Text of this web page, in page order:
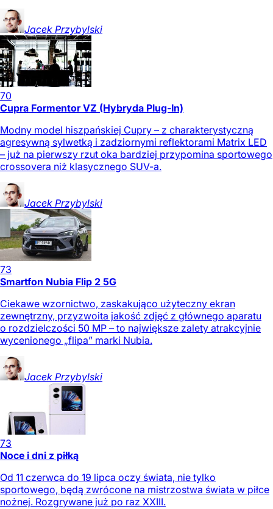
Jacek Przybylski
70
Cupra Formentor VZ (Hybryda Plug-In)
Modny model hiszpańskiej Cupry – z charakterystyczną
agresywną sylwetką i zadziornymi reflektorami Matrix LED
– już na pierwszy rzut oka bardziej przypomina sportowego
crossovera niż klasycznego SUV-a.
Jacek Przybylski
73
Smartfon Nubia Flip 2 5G
Ciekawe wzornictwo, zaskakująco użyteczny ekran
zewnętrzny, przyzwoita jakość zdjęć z głównego aparatu
o rozdzielczości 50 MP – to największe zalety atrakcyjnie
wycenionego „flipa” marki Nubia.
Jacek Przybylski
73
Noce i dni z piłką
Od 11 czerwca do 19 lipca oczy świata, nie tylko
sportowego, będą zwrócone na mistrzostwa świata w piłce
nożnej. Rozgrywane już po raz XXIII.